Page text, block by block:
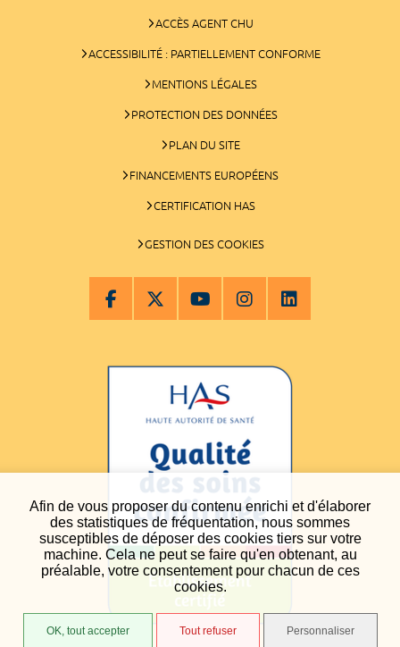
Afin de vous proposer du contenu enrichi et d'élaborer
des statistiques de fréquentation, nous sommes
susceptibles de déposer des cookies tiers sur votre
machine. Cela ne peut se faire qu'en obtenant, au
préalable, votre consentement pour chacun de ces
cookies.
OK, tout accepter Tout refuser Personnaliser
ACCÈS AGENT CHU
ACCESSIBILITÉ : PARTIELLEMENT CONFORME
MENTIONS LÉGALES
PROTECTION DES DONNÉES
PLAN DU SITE
FINANCEMENTS EUROPÉENS
CERTIFICATION HAS
GESTION DES COOKIES